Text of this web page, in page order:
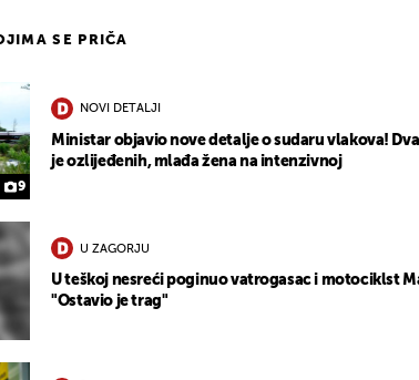
SE PRIČA
9
NOVI DETALJI
Ministar objavio nove detalje o sudaru vlakova!
je ozlijeđenih, mlađa žena na intenzivnoj
U ZAGORJU
U teškoj nesreći poginuo vatrogasac i motociklst
"Ostavio je trag"